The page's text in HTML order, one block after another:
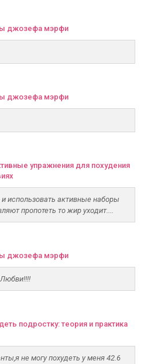
джозефа мэрфи
джозефа мэрфи
упражнения для похудения
использовать активные наборы
пропотеть то жир уходит....
джозефа мэрфи
подростку: теория и практика
не могу похудеть у меня 42.6